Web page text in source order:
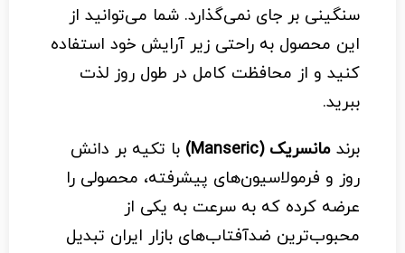
سنگینی بر جای نمی‌گذارد. شما می‌توانید از
این محصول به راحتی زیر آرایش خود استفاده
کنید و از محافظت کامل در طول روز لذت
ببرید.
برند مانسریک (Manseric)
با تکیه بر دانش
روز و فرمولاسیون‌های پیشرفته، محصولی را
عرضه کرده که به سرعت به یکی از
محبوب‌ترین ضدآفتاب‌های بازار ایران تبدیل